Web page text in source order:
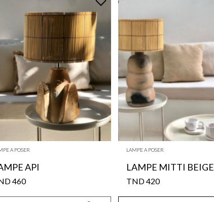
A POSER
API
460 TND
LAMPE A POSER
LAMPE MITTI BEIGE
420 TND